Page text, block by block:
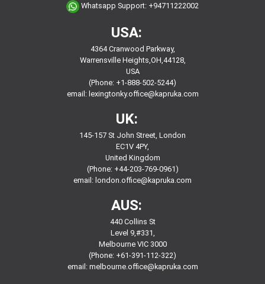
Whatsapp Support: +94711222002
USA:
4364 Cranwood Parkway,
Warrensville Heights,OH,44128,
USA
(Phone: +1-888-502-5244)
email: lexingtonky.office@kapruka.com
UK:
145-157 St John Street, London
EC1V 4PY,
United Kingdom
(Phone: +44-203-769-0961)
email: london.office@kapruka.com
AUS:
440 Collins St
Level 9,#331,
Melbourne VIC 3000
(Phone: +61-391-112-322)
email: melbourne.office@kapruka.com